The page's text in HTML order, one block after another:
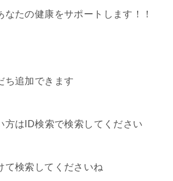
なたの健康をサポートします！！
ち追加できます
方はID検索で検索してください
検索してくださいね